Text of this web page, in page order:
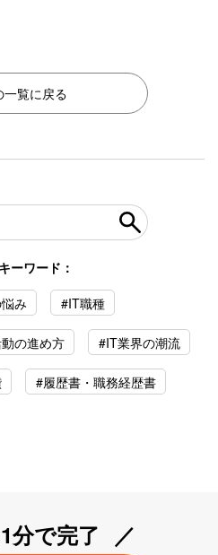
一覧に戻る
ーワード：
み #IT職種
の進め方 #IT業界の潮流
#履歴書・職務経歴書
分で完了